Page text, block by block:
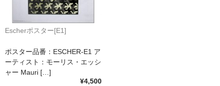
ショップ
For overseas customers
会社案内
サイトマップ
Escherポスター[E1]
ポスター品番：ESCHER-E1 ア
ーティスト：モーリス・エッシ
ャー Mauri […]
¥4,500